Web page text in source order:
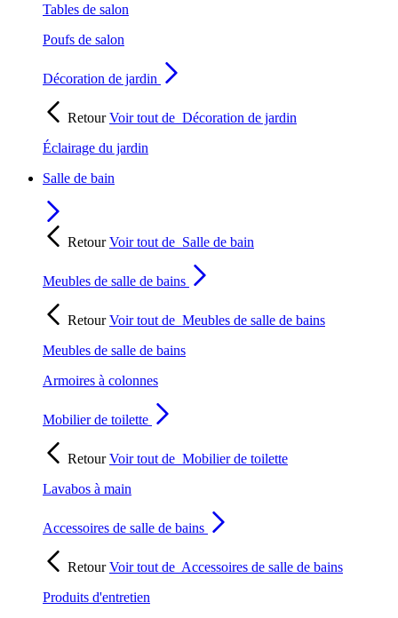
Tables de salon
Poufs de salon
Décoration de jardin
RetourVoir tout de Décoration de jardin
Éclairage du jardin
Salle de bain
RetourVoir tout de Salle de bain
Meubles de salle de bains
RetourVoir tout de Meubles de salle de bains
Meubles de salle de bains
Armoires à colonnes
Mobilier de toilette
RetourVoir tout de Mobilier de toilette
Lavabos à main
Accessoires de salle de bains
RetourVoir tout de Accessoires de salle de bains
Produits d'entretien